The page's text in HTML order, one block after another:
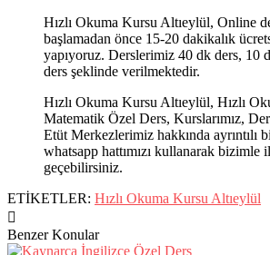
Hızlı Okuma Kursu Altıeylül, Online
başlamadan önce 15-20 dakikalık
yapıyoruz. Derslerimiz 40 dk ders, 10
ders şeklinde verilmektedir.
Hızlı Okuma Kursu Altıeylül, Hızlı
Matematik Özel Ders, Kurslarımız,
Etüt Merkezlerimiz hakkında ayrıntılı
whatsapp hattımızı kullanarak bizimle
geçebilirsiniz.
ETİKETLER: Hızlı Okuma Kursu Altıeylül
Benzer Konular